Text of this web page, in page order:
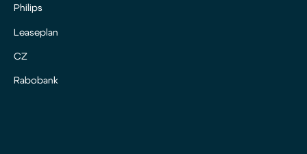
Philips
Leaseplan
CZ
Rabobank